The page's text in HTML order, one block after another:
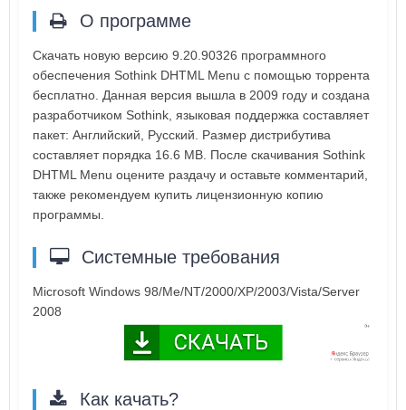
О программе
Скачать новую версию 9.20.90326 программного
обеспечения Sothink DHTML Menu с помощью торрента
бесплатно. Данная версия вышла в 2009 году и создана
разработчиком Sothink, языковая поддержка составляет
пакет: Английский, Русский. Размер дистрибутива
составляет порядка 16.6 MB. После скачивания Sothink
DHTML Menu оцените раздачу и оставьте комментарий,
также рекомендуем купить лицензионную копию
программы.
Системные требования
Microsoft Windows 98/Me/NT/2000/XP/2003/Vista/Server
2008
Как качать?